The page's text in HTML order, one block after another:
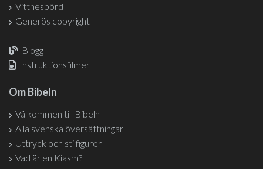
Vittnesbörd
Generös copyright
Blogg
Instruktionsfilmer
Om Bibeln
Välkommen till Bibeln
Alla svenska översättningar
Uttryck och stilfigurer
Vad är en Kiasm?